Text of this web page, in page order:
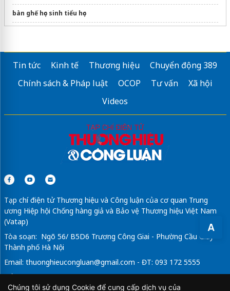
A
bàn ghế học sinh tiểu học
Sửa máy rửa bát bosch
Tin tức Kinh tế Thương hiệu
Chuyển động 389
Chính sách & Pháp luật
OCOP Tư vấn
Xã hội
Videos
Tạp chí điện tử Thương hiệu và Công luận của cơ quan Trung
ương Hiệp hội Chống hàng giả và Bảo vệ Thương hiệu Việt Nam
(Vatap)
Tòa soạn: Ngõ 56/ B5D6 Trương Công Giai - Phường Cầu Giấy -
Thành phố Hà Nội
Email: thuonghieucongluan@gmail.com - ĐT: 093 172 5555
Tổng Biên Tập: Vũ Đức Thuận
Chúng tôi sử dụng Cookie để cung cấp dịch vụ của